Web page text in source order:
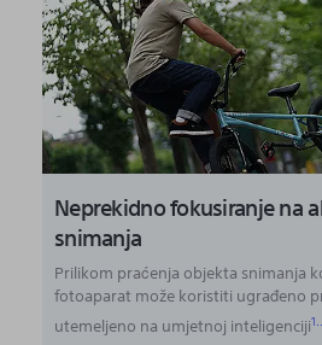
Neprekidno fokusiranje na
snimanja
Prilikom praćenja objekta snimanja
fotoaparat može koristiti ugrađeno
utemeljeno na umjetnoj inteligenciji1